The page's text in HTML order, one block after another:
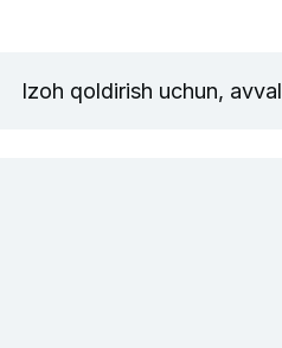
Izoh qoldirish uchun, avval